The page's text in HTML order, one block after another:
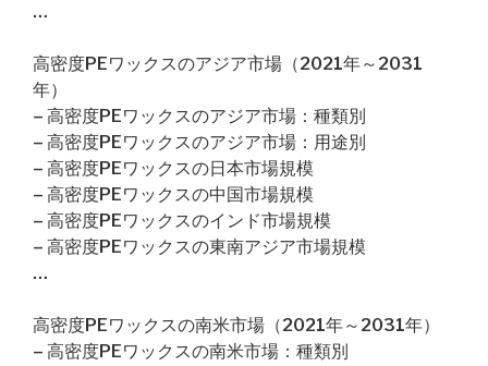
…
高密度PEワックスのアジア市場（2021年～2031
年）
– 高密度PEワックスのアジア市場：種類別
– 高密度PEワックスのアジア市場：用途別
– 高密度PEワックスの日本市場規模
– 高密度PEワックスの中国市場規模
– 高密度PEワックスのインド市場規模
– 高密度PEワックスの東南アジア市場規模
…
高密度PEワックスの南米市場（2021年～2031年）
– 高密度PEワックスの南米市場：種類別